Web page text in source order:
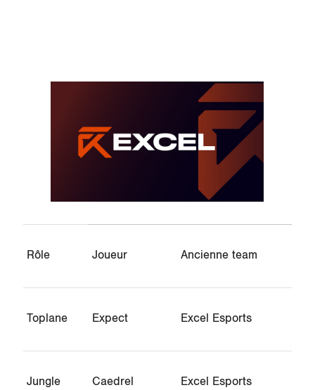
Rôle Joueur Ancienne team
Toplane Expect Excel Esports
Jungle Caedrel Excel Esports